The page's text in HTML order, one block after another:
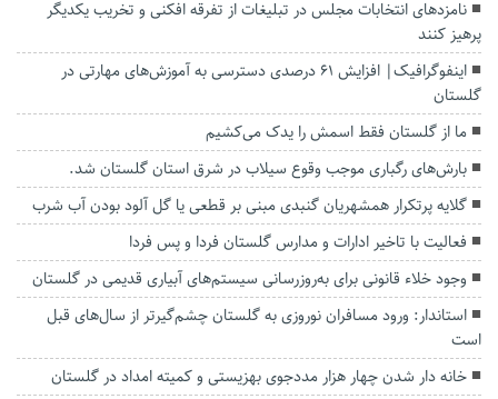
نامزد‌های انتخابات مجلس در تبلیغات از تفرقه افکنی و تخریب یکدیگر
پرهیز کنند
اینفوگرافیک| افزایش ۶۱ درصدی دسترسی به آموزش‌های مهارتی در
گلستان
ما از گلستان فقط‌ اسمش را یدک می‌کشیم
بارش‌های رگباری موجب وقوع سیلاب در شرق استان گلستان شد.
گلایه پرتکرار همشهریان گنبدی مبنی بر قطعی یا گل آلود بودن آب شرب
فعالیت با تاخیر ادارات و مدارس گلستان فردا و پس فردا
وجود خلاء قانونی برای به‌روزرسانی سیستم‌های آبیاری قدیمی در گلستان
استاندار: ورود مسافران نوروزی به گلستان چشم‌گیرتر از سال‌های قبل
است
خانه دار شدن چهار هزار مددجوی بهزیستی و کمیته امداد در گلستان